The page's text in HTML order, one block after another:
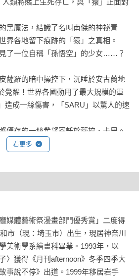
類將賭上生死存亡，與「猿」正面對
黑魔法，結識了名叫南傑的神祕青
界各地留下痕跡的「猿」之真相。
了一位自稱「孫悟空」的少女……？
薩羅的暗中操控下，沉睡於安古蘭地
覺醒！世界各國動用了最大規模的軍
造成一絲傷害，「SARU」以驚人的速
僅存的一絲希望寄託於薇拉．卡里。
魔法」從宇宙降落——人類的命運究
看更多
媒體藝術祭漫畫部門優秀賞」二度得
市（現：埼玉市）出生，現居神奈川
美術學系繪畫科畢業。1993年，以
〉獲得《月刊afternoon》冬季四季大
事說不停》出道。1999年移居岩手